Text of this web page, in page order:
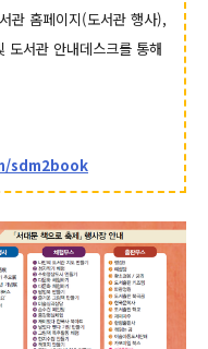
관 홈페이지(도서관 행사),
도서관 안내데스크를 통해
sdm2book